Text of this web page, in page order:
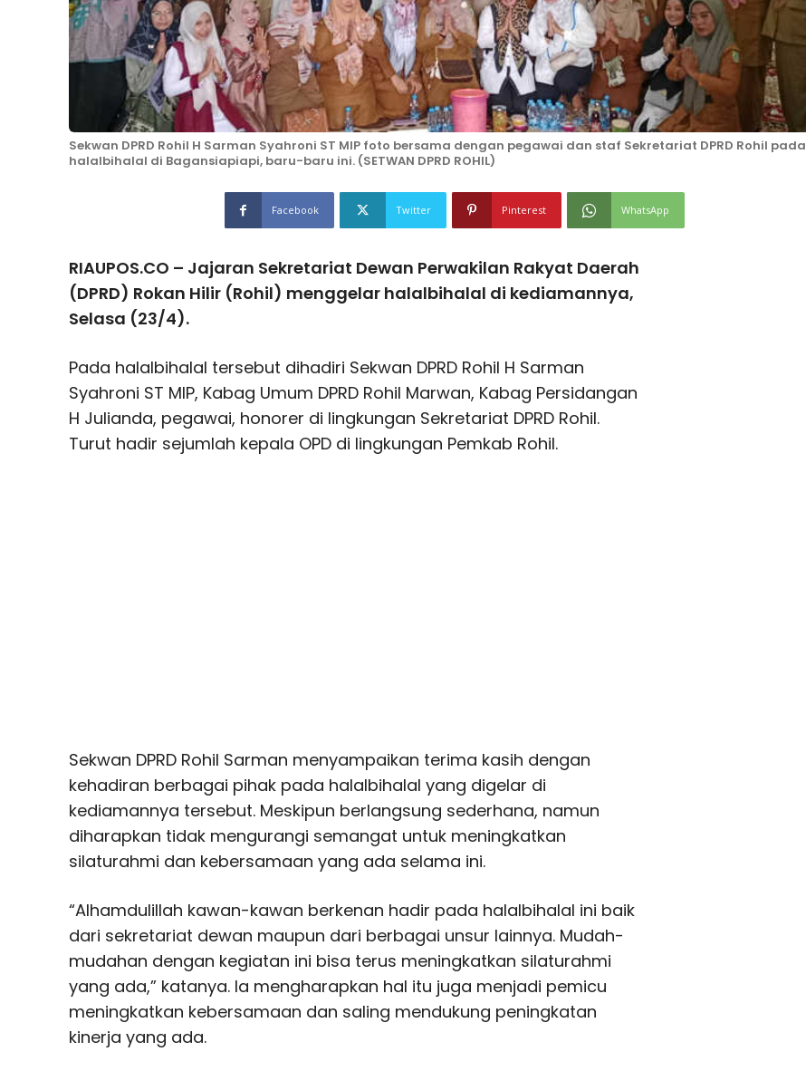
Sekwan DPRD Rohil H Sarman Syahroni ST MIP foto bersama dengan pegawai dan staf Sekretariat DPRD Rohil pada
halalbihalal di Bagansiapiapi, baru-baru ini. (SETWAN DPRD ROHIL)
Facebook Twitter Pinterest WhatsApp
RIAUPOS.CO – Jajaran Sekretariat Dewan Perwakilan Rakyat Daerah
(DPRD) Rokan Hilir (Rohil) menggelar halalbihalal di kediamannya,
Selasa (23/4).
Pada halalbihalal tersebut dihadiri Sekwan DPRD Rohil H Sarman
Syahroni ST MIP, Kabag Umum DPRD Rohil Marwan, Kabag Persidangan
H Julianda, pegawai, honorer di lingkungan Sekretariat DPRD Rohil.
Turut hadir sejumlah kepala OPD di lingkungan Pemkab Rohil.
Sekwan DPRD Rohil Sarman menyampaikan terima kasih dengan
kehadiran berbagai pihak pada halalbihalal yang digelar di
kediamannya tersebut. Meskipun berlangsung sederhana, namun
diharapkan tidak mengurangi semangat untuk meningkatkan
silaturahmi dan kebersamaan yang ada selama ini.
“Alhamdulillah kawan-kawan berkenan hadir pada halalbihalal ini baik
dari sekretariat dewan maupun dari berbagai unsur lainnya. Mudah-
mudahan dengan kegiatan ini bisa terus meningkatkan silaturahmi
yang ada,” katanya. Ia mengharapkan hal itu juga menjadi pemicu
meningkatkan kebersamaan dan saling mendukung peningkatan
kinerja yang ada.